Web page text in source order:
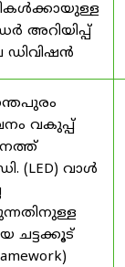
അറിയിപ്പ്
ഡിവിഷൻ
വകുപ്പ്
(LED) വാൾ
ചട്ടക്കൂട്